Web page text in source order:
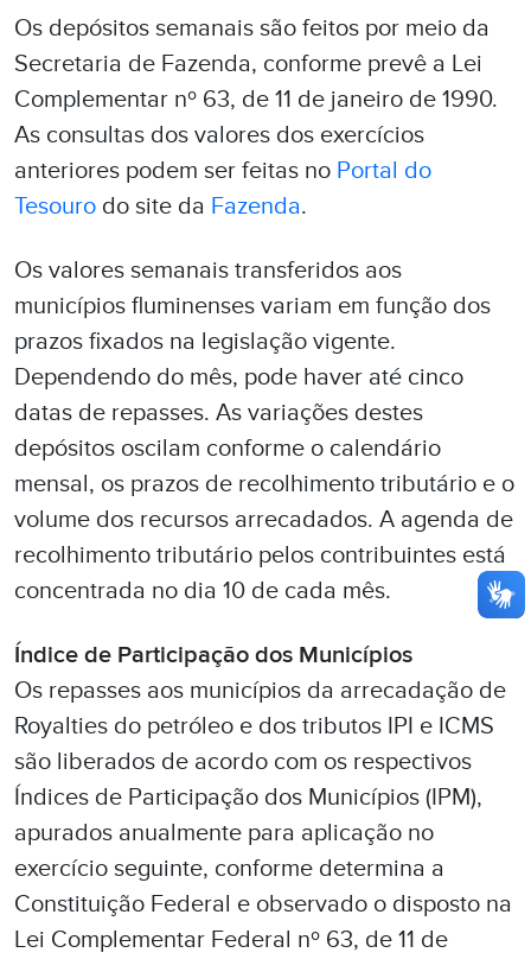
Os depósitos semanais são feitos por meio da
Secretaria de Fazenda, conforme prevê a Lei
Complementar nº 63, de 11 de janeiro de 1990.
As consultas dos valores dos exercícios
anteriores podem ser feitas no Portal do
Tesouro do site da Fazenda.
Os valores semanais transferidos aos
municípios fluminenses variam em função dos
prazos fixados na legislação vigente.
Dependendo do mês, pode haver até cinco
datas de repasses. As variações destes
depósitos oscilam conforme o calendário
mensal, os prazos de recolhimento tributário e o
volume dos recursos arrecadados. A agenda de
recolhimento tributário pelos contribuintes está
concentrada no dia 10 de cada mês.
Índice de Participação dos Municípios
Os repasses aos municípios da arrecadação de
Royalties do petróleo e dos tributos IPI e ICMS
são liberados de acordo com os respectivos
Índices de Participação dos Municípios (IPM),
apurados anualmente para aplicação no
exercício seguinte, conforme determina a
Constituição Federal e observado o disposto na
Lei Complementar Federal nº 63, de 11 de